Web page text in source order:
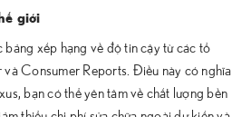
giới
bảng xếp hạng về độ tin cậy từ các tổ
và Consumer Reports. Điều này có nghĩa
bạn có thể yên tâm về chất lượng bền